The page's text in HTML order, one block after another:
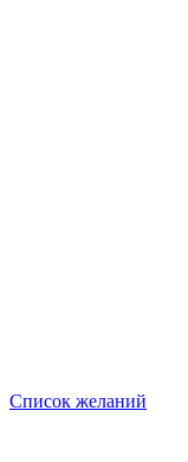
Список желаний